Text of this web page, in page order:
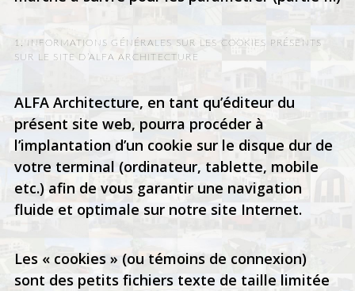
1. INFORMATIONS GÉNÉRALES SUR LES COOKIES PRÉSENTS
SUR LE SITE D’ALFA ARCHITECTURE
ALFA Architecture, en tant qu’éditeur du
présent site web, pourra procéder à
l’implantation d’un cookie sur le disque dur de
votre terminal (ordinateur, tablette, mobile
etc.) afin de vous garantir une navigation
fluide et optimale sur notre site Internet.
Les « cookies » (ou témoins de connexion)
sont des petits fichiers texte de taille limitée